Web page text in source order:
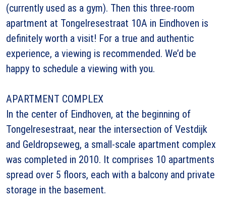
(currently used as a gym). Then this three-room
apartment at Tongelresestraat 10A in Eindhoven is
definitely worth a visit! For a true and authentic
experience, a viewing is recommended. We’d be
happy to schedule a viewing with you.
APARTMENT COMPLEX
In the center of Eindhoven, at the beginning of
Tongelresestraat, near the intersection of Vestdijk
and Geldropseweg, a small-scale apartment complex
was completed in 2010. It comprises 10 apartments
spread over 5 floors, each with a balcony and private
storage in the basement.